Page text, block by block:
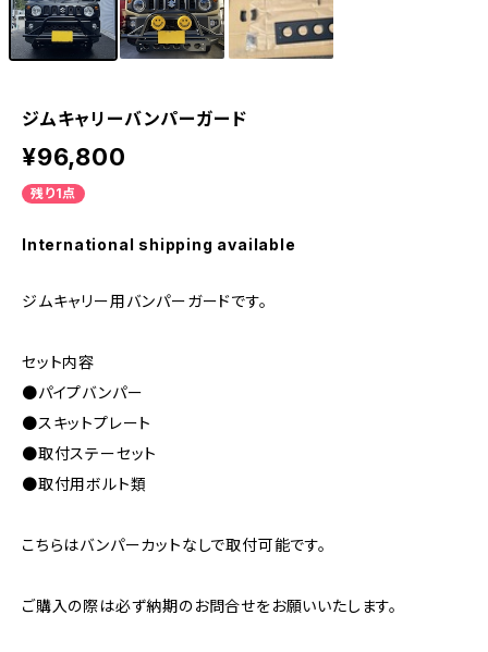
ジムキャリーバンパーガード
¥96,800
残り1点
International shipping available
ジムキャリー用バンパーガードです。
セット内容
●パイプバンパー
●スキットプレート
●取付ステーセット
●取付用ボルト類
こちらはバンパーカットなしで取付可能です。
ご購入の際は必ず納期のお問合せをお願いいたします。